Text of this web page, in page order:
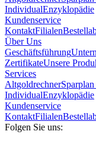
IndividualEnzyklopädie
Kundenservice
KontaktFilialen
Über Uns
Geschäftsführung
ZertifikateUnsere
Services
Altgoldrechner
IndividualEnzyklopädie
Kundenservice
KontaktFilialen
Folgen Sie uns: